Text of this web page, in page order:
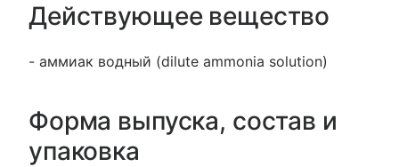
Действующее вещество
- аммиак водный (dilute ammonia solution)
Форма выпуска, состав и
упаковка